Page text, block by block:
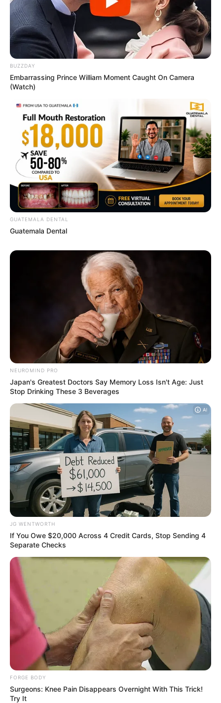
Questo liquido causa il cancro e lo beviamo
ogni giorno
BUZZDAY
The 10 Most Stunning Women From Lebanon
- Who Is Your Favorite?
Who Will Be the Next James Bond? Here's
What We Know So Far
BRAINBERRIES
You'll Be Amazed By The Blue Lagoon Stars
Today
BRAINBERRIES
Gestione preferenze cookie